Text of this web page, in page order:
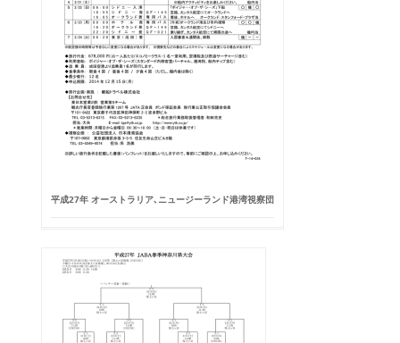
平成27年 オーストラリア､ニュージーランド港湾視察団